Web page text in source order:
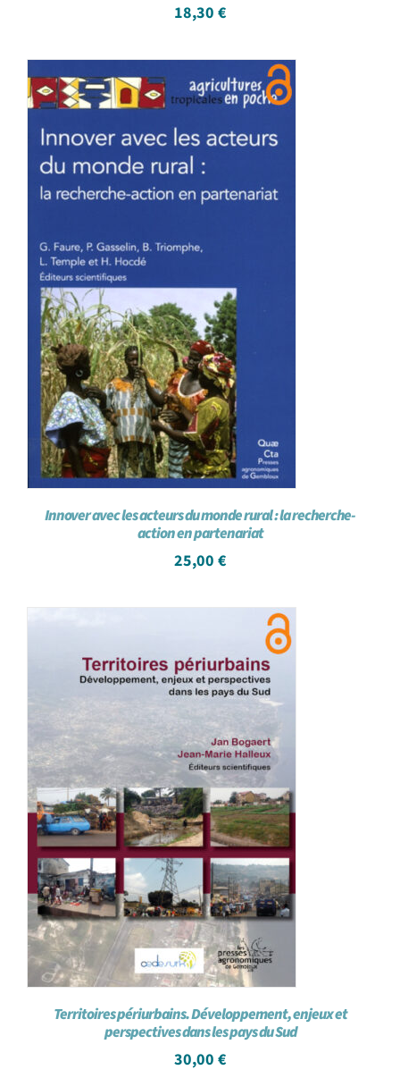
18,30 €
Innover avec les acteurs du monde rural : la recherche-
action en partenariat
25,00 €
Territoires périurbains. Développement, enjeux et
perspectives dans les pays du Sud
30,00 €